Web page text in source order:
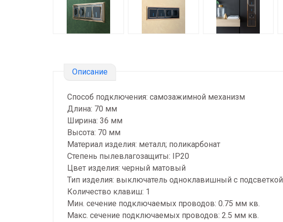
Описание
Способ подключения: самозажимной механизм
Длина: 70 мм
Ширина: 36 мм
Высота: 70 мм
Материал изделия: металл; поликарбонат
Степень пылевлагозащиты: IP20
Цвет изделия: черный матовый
Тип изделия: выключатель одноклавишный с подсветкой
Количество клавиш: 1
Мин. сечение подключаемых проводов: 0.75 мм кв.
Макс. сечение подключаемых проводов: 2.5 мм кв.